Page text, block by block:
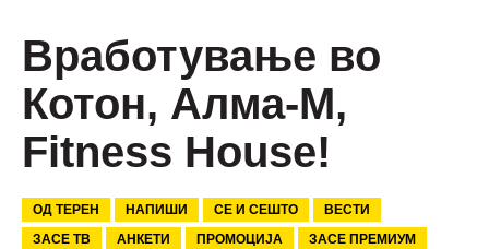
Вработување во
Котон, Алма-М,
Fitness House!
ОД ТЕРЕН НАПИШИ СЕ И СЕШТО
ВЕСТИ
ЗАСЕ ТВ
АНКЕТИ ПРОМОЦИЈА ЗАСЕ ПРЕМИУМ